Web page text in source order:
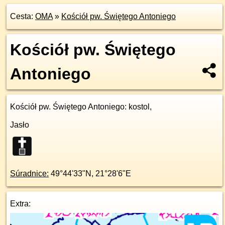
Cesta: OMA» Kościół pw. Świętego Antoniego
Kościół pw. Świętego
Antoniego
Kościół pw. Świętego Antoniego: kostol,
Jasło
Súradnice: 49°44'33"N , 21°28'6"E
Extra: